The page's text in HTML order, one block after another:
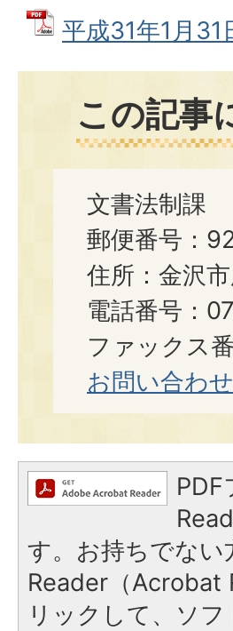
平成31年1月
この記事
文書法制課
郵便番号：
住所：金沢
電話番号：
ファックス
お問い合わ
す。お持ちでな
Reader（Acrobat
リックして、ソ